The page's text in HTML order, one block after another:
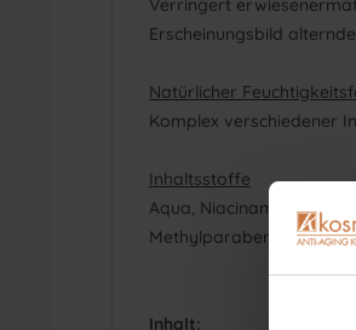
Verringert
Erscheinungsbild
Natürlicher
Komplex verschiedener
Inhaltsstoffe
Aqua, Niacinamide,
Methylparaben,
Inhalt: